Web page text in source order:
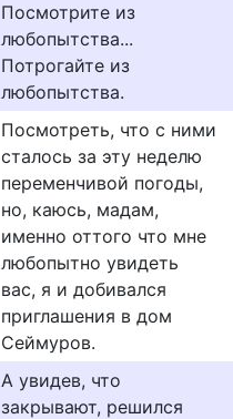
Посмотрите из
любопытства...
Потрогайте из
любопытства.
Посмотреть, что с ними
сталось за эту неделю
переменчивой погоды,
но, каюсь, мадам,
именно оттого что мне
любопытно увидеть
вас, я и добивался
приглашения в дом
Сеймуров.
А увидев, что
закрывают, решился